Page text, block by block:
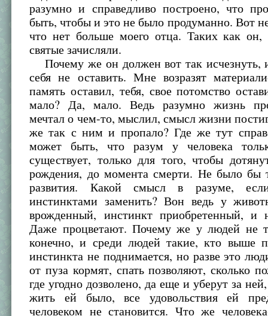
разумно и справедливо построено, что
быть, чтобы и это не было продуманно. Вот
что нет больше моего отца. Таких как он,
святые зачисляли.
Почему же он должен вот так исчезнуть,
себя не оставить. Мне возразят
память оставил, тебя, свое потомство
мало? Да, мало. Ведь разумно жизнь
мечтал о чем-то, мыслил, смысл жизни
же так с ним и пропало? Где же тут
может быть, что разум у человека
существует, только для того, чтобы
рождения, до момента смерти. Не было бы
развития. Какой смысл в разуме,
инстинктами заменить? Вон ведь у
врожденный, инстинкт приобретенный, и
Даже процветают. Почему же у людей не
конечно, и среди людей такие, кто выше
инстинкта не поднимается, но разве это
от пуза кормят, спать позволяют, сколько
где угодно дозволено, да еще и уберут за
жить ей было, все удовольствия ей
человеком не становится. Что же